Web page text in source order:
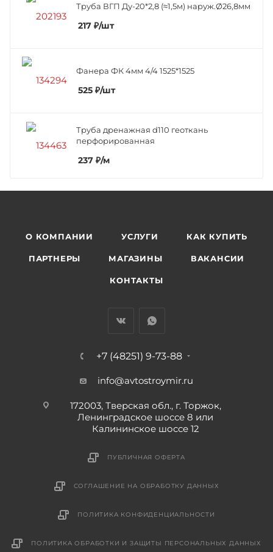
Труба ВГП Ду-20*2,8 (≈1,5м) наруж.Ø26,8мм
217 ₽/шт
Фанера ФК 4мм 4/4 1525*1525
525 ₽/шт
Труба дренажная d110 геоткань
перфорированная
237 ₽/м
О КОМПАНИИ УСЛУГИ КАК КУПИТЬ
ПАРТНЕРЫ МАГАЗИНЫ ВАКАНСИИ
КОНТАКТЫ
+7 (48251) 9-73-88
info@avtostroymir.ru
172003, Тверская обл., г. Торжок,
Ленинградское шоссе 8 или
Калининское шоссе 12
ПУБЛИЧНАЯ ОФЕРТА
СОГЛАШЕНИЕ НА ОБРАБОТКУ ДАННЫХ
ПОЛИТИКА КОНФИДЕНЦИАЛЬНОСТИ
ПОЛИТИКА ОБРАБОТКИ И ЗАЩИТЫ ПЕРСОНАЛЬНЫХ ДАННЫХ